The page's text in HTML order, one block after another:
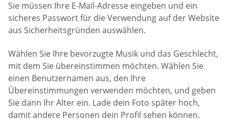
Sie müssen Ihre E-Mail-Adresse eingeben und ein
sicheres Passwort für die Verwendung auf der Website
aus Sicherheitsgründen auswählen.
Wählen Sie Ihre bevorzugte Musik und das Geschlecht,
mit dem Sie übereinstimmen möchten. Wählen Sie
einen Benutzernamen aus, den Ihre
Übereinstimmungen verwenden möchten, und geben
Sie dann Ihr Alter ein. Lade dein Foto später hoch,
damit andere Personen dein Profil sehen können.